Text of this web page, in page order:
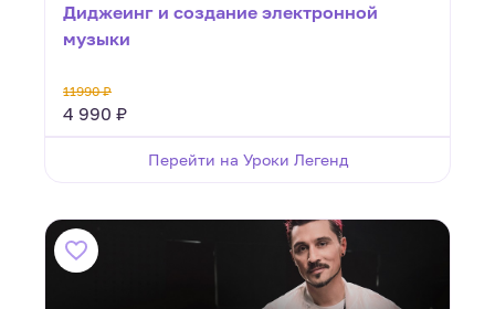
Диджеинг и создание электронной
музыки
11990 ₽
4 990 ₽
Перейти на Уроки Легенд